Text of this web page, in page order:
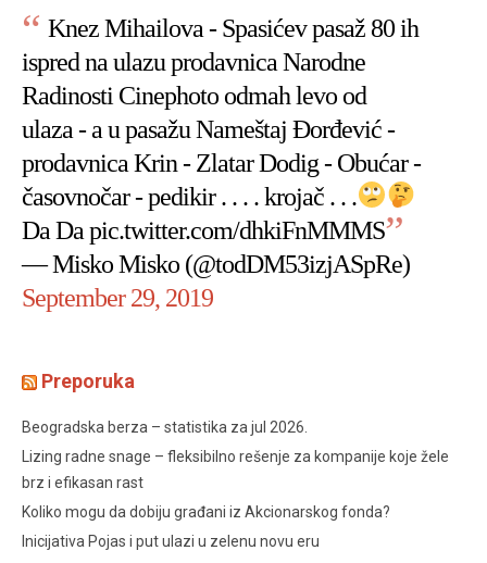
Knez Mihailova - Spasićev pasaž 80 ih
ispred na ulazu prodavnica Narodne
Radinosti Cinephoto odmah levo od
ulaza - a u pasažu Nameštaj Đorđević -
prodavnica Krin - Zlatar Dodig - Obućar -
časovnočar - pedikir . . . . krojač . . .
Da Da pic.twitter.com/dhkiFnMMMS
— Misko Misko (@todDM53izjASpRe)
September 29, 2019
Preporuka
Beogradska berza – statistika za jul 2026.
Lizing radne snage – fleksibilno rešenje za kompanije koje žele
brz i efikasan rast
Koliko mogu da dobiju građani iz Akcionarskog fonda?
Inicijativa Pojas i put ulazi u zelenu novu eru